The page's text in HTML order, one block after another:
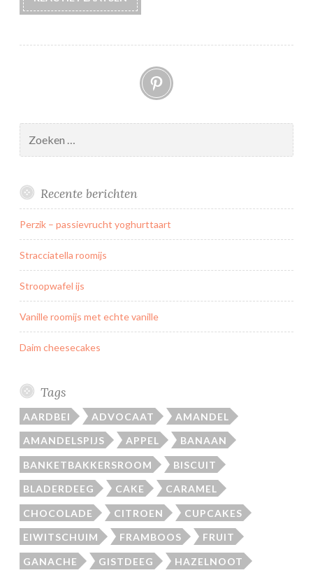
Pinterest
naar:
Recente berichten
Perzik – passievrucht yoghurttaart
Stracciatella roomijs
Stroopwafel ijs
Vanille roomijs met echte vanille
Daim cheesecakes
Tags
AARDBEI ADVOCAAT AMANDEL
AMANDELSPIJS APPEL BANAAN
BANKETBAKKERSROOM BISCUIT
BLADERDEEG CAKE CARAMEL
CHOCOLADE CITROEN CUPCAKES
EIWITSCHUIM FRAMBOOS FRUIT
GANACHE GISTDEEG HAZELNOOT